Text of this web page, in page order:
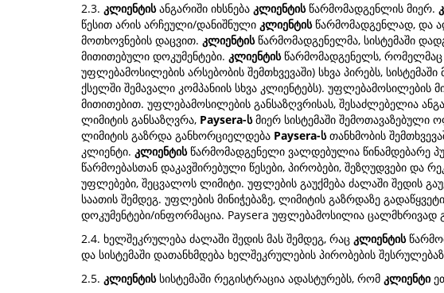
2.3. კლიენტისანგარიში იხსნება კლიენტისწარმომადგენლის მიერ.
წესით არის არჩეული/დანიშნული კლიენტისწარმომადგენლად, და
მოთხოვნების დაცვით. კლიენტისწარმომადგენელმა, სისტემაში
მითითებული დოკუმენტები. კლიენტისწარმომადგენელს, რომელმაც
უფლებამოსილების არსებობის შემთხვევაში) სხვა პირებს,
ქსელში შემავალი კომპანიის სხვა კლიენტებს).
მითითებით. უფლებამოსილების განსაზღვრისას, შესაძლებელია
ლიმიტის განსაზღვრა, Paysera-სმიერ სისტემაში შემოთავაზებული
ლიმიტის გაზრდა განხორციელდება Paysera-სთანხმობის
კლიენტი. კლიენტისწარმომადგენელი ვალდებულია წინამდებარე
წარმოებასთან დაკავშირებული წესები, პირობები, შეზღუდვები და
უფლებები, შეცვალოს ლიმიტი. უფლების გაუქმება ძალაში შედის
საათის შემდეგ. უფლების მინიჭებაზე, ლიმიტის გაზრდაზე
დოკუმენტები/ინფორმაცია. Paysera უფლებამოსილია ცალმხრივად
2.4. ხელშეკრულება ძალაში შედის მას შემდეგ, რაც კლიენტის
და სისტემაში დათანხმდება ხელშეკრულების პირობების
2.5. კლიენტისსისტემაში რეგისტრაცია ადასტურებს, რომ კლიენტი